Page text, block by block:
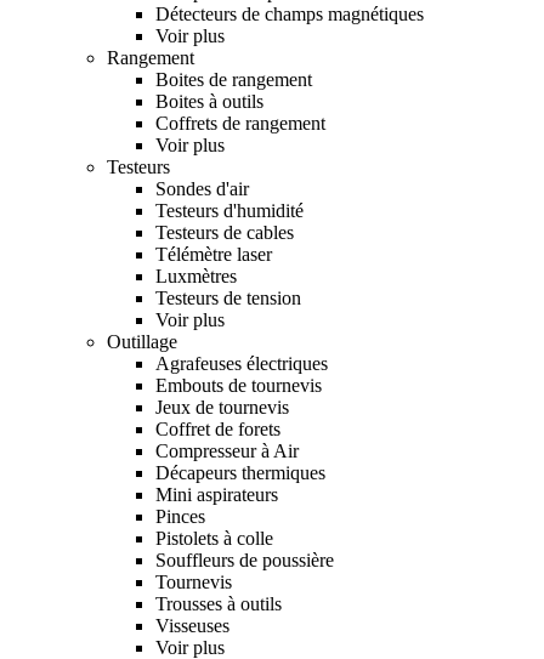
Détecteurs de champs magnétiques
Voir plus
Rangement
Boites de rangement
Boites à outils
Coffrets de rangement
Voir plus
Testeurs
Sondes d'air
Testeurs d'humidité
Testeurs de cables
Télémètre laser
Luxmètres
Testeurs de tension
Voir plus
Outillage
Agrafeuses électriques
Embouts de tournevis
Jeux de tournevis
Coffret de forets
Compresseur à Air
Décapeurs thermiques
Mini aspirateurs
Pinces
Pistolets à colle
Souffleurs de poussière
Tournevis
Trousses à outils
Visseuses
Voir plus